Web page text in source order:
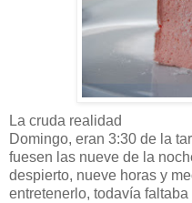
La cruda realidad
Domingo, eran 3:30 de la
fuesen las nueve de la
despierto, nueve horas y
entretenerlo, todavía